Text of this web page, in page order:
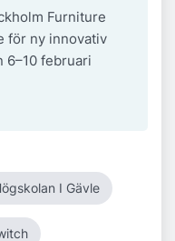
Furniture
för ny innovativ
6–10 februari
I Gävle